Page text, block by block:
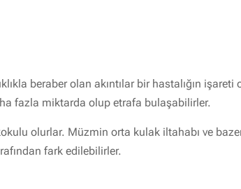
beraber olan akıntılar bir hastalığın işareti
fazla miktarda olup etrafa bulaşabilirler.
kokulu olurlar. Müzmin orta kulak iltahabı ve
fark edilebilirler.